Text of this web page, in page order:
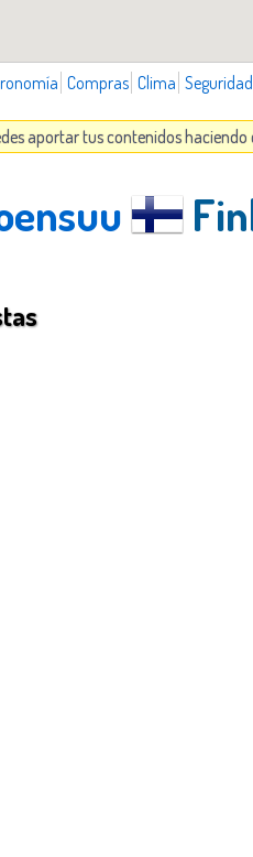
Compras Clima Seguridad
aportar tus contenidos